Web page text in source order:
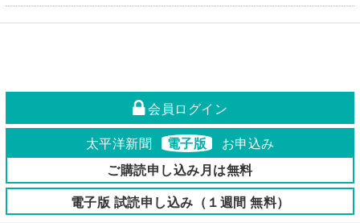
会員ログイン
太平洋新聞 電子版
お申込み
ご購読申し込み月は無料
電子版 試読申し込み（１週間 無料）